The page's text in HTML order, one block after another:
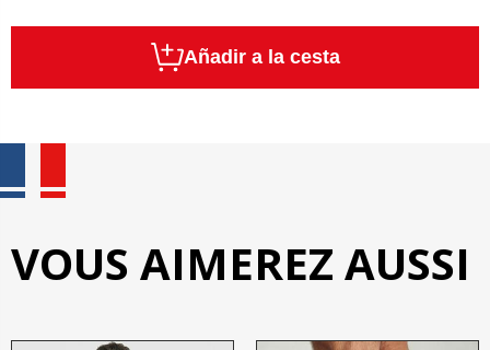
Añadir a la cesta
VOUS AIMEREZ AUSSI